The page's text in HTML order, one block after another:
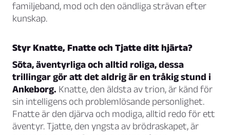
familjeband, mod och den oändliga strävan efter
kunskap.
Styr Knatte, Fnatte och Tjatte ditt hjärta?
Söta, äventyrliga och alltid roliga, dessa
trillingar gör att det aldrig är en tråkig stund i
Ankeborg. Knatte, den äldsta av trion, är känd för
sin intelligens och problemlösande personlighet.
Fnatte är den djärva och modiga, alltid redo för ett
äventyr. Tjatte, den yngsta av brödraskapet, är